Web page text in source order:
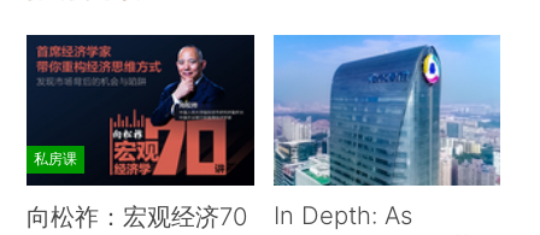
私房课
向松祚：宏观经济70
In Depth: As